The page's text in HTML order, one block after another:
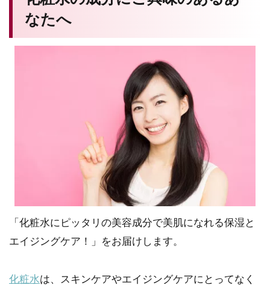
なたへ
「化粧水にピッタリの美容成分で美肌になれる保湿と
エイジングケア！」をお届けします。
化粧水は、スキンケアやエイジングケアにとってなく